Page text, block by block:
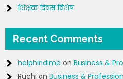
शिक्षक दिवस विशेष
Recent Comments
helphindime onBusiness &
Ruchi onBusiness &